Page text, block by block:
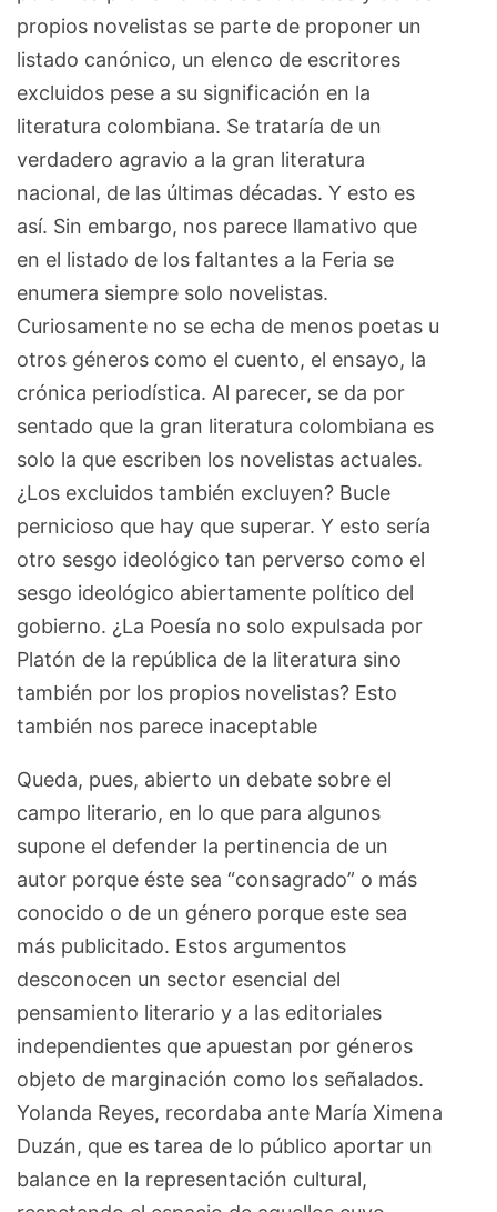
propios novelistas se parte de proponer un
listado canónico, un elenco de escritores
excluidos pese a su significación en la
literatura colombiana. Se trataría de un
verdadero agravio a la gran literatura
nacional, de las últimas décadas. Y esto es
así. Sin embargo, nos parece llamativo que
en el listado de los faltantes a la Feria se
enumera siempre solo novelistas.
Curiosamente no se echa de menos poetas u
otros géneros como el cuento, el ensayo, la
crónica periodística. Al parecer, se da por
sentado que la gran literatura colombiana es
solo la que escriben los novelistas actuales.
¿Los excluidos también excluyen? Bucle
pernicioso que hay que superar. Y esto sería
otro sesgo ideológico tan perverso como el
sesgo ideológico abiertamente político del
gobierno. ¿La Poesía no solo expulsada por
Platón de la república de la literatura sino
también por los propios novelistas? Esto
también nos parece inaceptable
Queda, pues, abierto un debate sobre el
campo literario, en lo que para algunos
supone el defender la pertinencia de un
autor porque éste sea “consagrado” o más
conocido o de un género porque este sea
más publicitado. Estos argumentos
desconocen un sector esencial del
pensamiento literario y a las editoriales
independientes que apuestan por géneros
objeto de marginación como los señalados.
Yolanda Reyes, recordaba ante María Ximena
Duzán, que es tarea de lo público aportar un
balance en la representación cultural,